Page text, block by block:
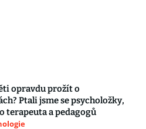
opravdu prožít o
Ptali jsme se psycholožky,
terapeuta a pedagogů